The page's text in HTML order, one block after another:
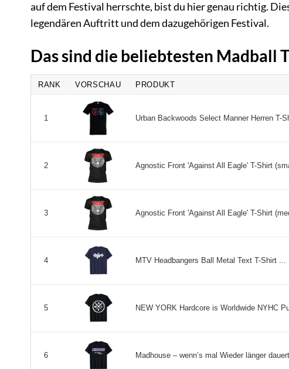
auf dem Festival herrschte, bist du hier genau richtig.
legendären Auftritt und dem dazugehörigen Festival.
Das sind die beliebtesten Madball
RANK VORSCHAU PRODUKT
1 Urban Backwoods Select Manner Herren T-
2 Agnostic Front 'Against All Eagle' T-Shirt
3 Agnostic Front 'Against All Eagle' T-Shirt
4 MTV Headbangers Ball Metal Text T-Shirt ...
5 NEW YORK Hardcore is Worldwide NYHC
6 Madhouse – wenn’s mal Wieder länger